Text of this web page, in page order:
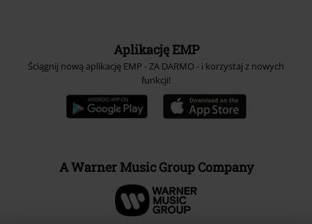
Aplikację EMP
Ściągnij nową aplikację EMP - ZA DARMO - i korzystaj z nowych
funkcji!
A Warner Music Group Company